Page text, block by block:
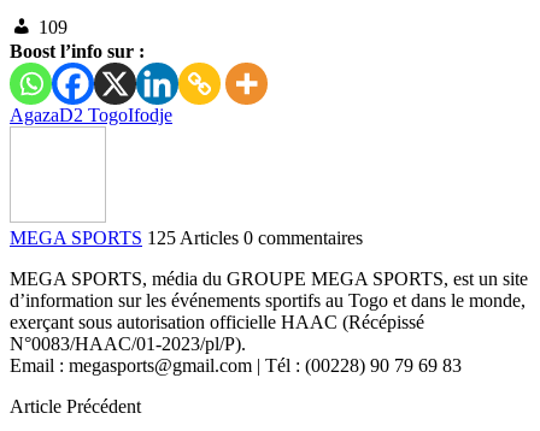
109
Boost l’info sur :
AgazaD2 TogoIfodje
MEGA SPORTS 125 Articles 0 commentaires
MEGA SPORTS, média du GROUPE MEGA SPORTS, est un site
d’information sur les événements sportifs au Togo et dans le monde,
exerçant sous autorisation officielle HAAC (Récépissé
N°0083/HAAC/01-2023/pl/P).
Email : megasports@gmail.com | Tél : (00228) 90 79 69 83
Article Précédent